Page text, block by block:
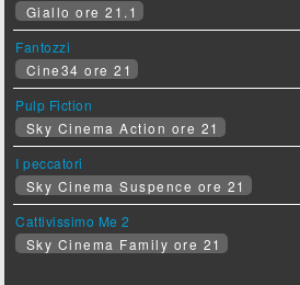
Giallo ore 21.1
Fantozzi
Cine34 ore 21
Pulp Fiction
Sky Cinema Action ore 21
I peccatori
Sky Cinema Suspence ore 21
Cattivissimo Me 2
Sky Cinema Family ore 21